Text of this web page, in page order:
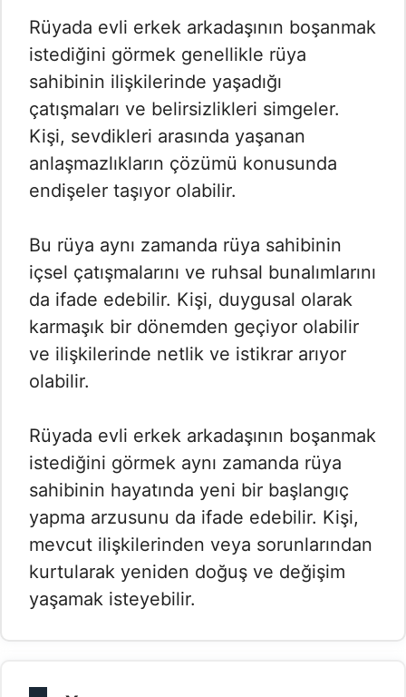
Rüyada evli erkek arkadaşının boşanmak
istediğini görmek genellikle rüya
sahibinin ilişkilerinde yaşadığı
çatışmaları ve belirsizlikleri simgeler.
Kişi, sevdikleri arasında yaşanan
anlaşmazlıkların çözümü konusunda
endişeler taşıyor olabilir.
Bu rüya aynı zamanda rüya sahibinin
içsel çatışmalarını ve ruhsal bunalımlarını
da ifade edebilir. Kişi, duygusal olarak
karmaşık bir dönemden geçiyor olabilir
ve ilişkilerinde netlik ve istikrar arıyor
olabilir.
Rüyada evli erkek arkadaşının boşanmak
istediğini görmek aynı zamanda rüya
sahibinin hayatında yeni bir başlangıç
yapma arzusunu da ifade edebilir. Kişi,
mevcut ilişkilerinden veya sorunlarından
kurtularak yeniden doğuş ve değişim
yaşamak isteyebilir.